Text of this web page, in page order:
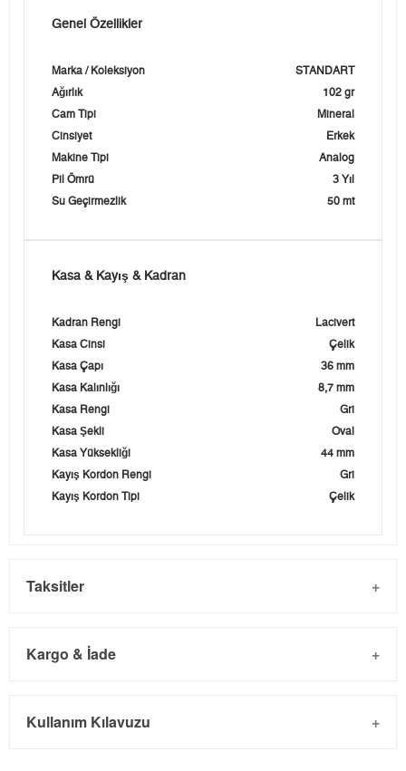
Genel Özellikler
Marka / Koleksiyon
STANDART
Ağırlık
102 gr
Cam Tipi
Mineral
Cinsiyet
Erkek
Makine Tipi
Analog
Pil Ömrü
3 Yıl
Su Geçirmezlik
50 mt
Kasa & Kayış & Kadran
Kadran Rengi
Lacivert
Kasa Cinsi
Çelik
Kasa Çapı
36 mm
Kasa Kalınlığı
8,7 mm
Kasa Rengi
Gri
Kasa Şekli
Oval
Kasa Yüksekliği
44 mm
Kayış Kordon Rengi
Gri
Kayış Kordon Tipi
Çelik
Taksitler
Kargo & İade
Kullanım Kılavuzu